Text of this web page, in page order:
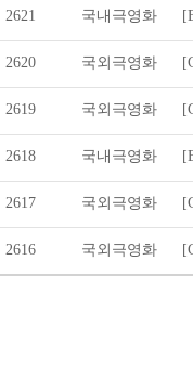
2621 국내극영화
2620 국외극영화
2619 국외극영화
2618 국내극영화
2617 국외극영화
2616 국외극영화